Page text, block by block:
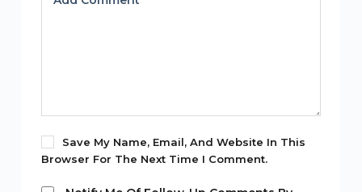
Save My Name, Email, And Website In This
Browser For The Next Time I Comment.